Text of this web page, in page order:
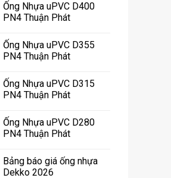
Ống Nhựa uPVC D400
PN4 Thuận Phát
Ống Nhựa uPVC D355
PN4 Thuận Phát
Ống Nhựa uPVC D315
PN4 Thuận Phát
Ống Nhựa uPVC D280
PN4 Thuận Phát
Bảng báo giá ống nhựa
Dekko 2026